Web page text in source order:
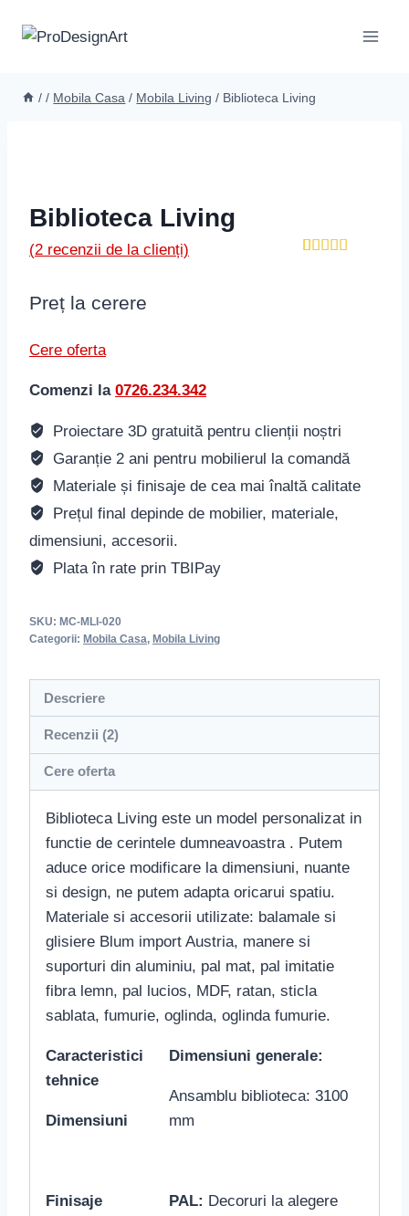
/ / Mobila Casa / Mobila Living / Biblioteca Living
Biblioteca Living
(2 recenzii de la clienți)
Preț la cerere
Cere oferta
Comenzi la 0726.234.342
Proiectare 3D gratuită pentru clienții noștri
Garanție 2 ani pentru mobilierul la comandă
Materiale și finisaje de cea mai înaltă calitate
Prețul final depinde de mobilier, materiale,
dimensiuni, accesorii.
Plata în rate prin TBIPay
SKU: MC-MLI-020
Categorii: Mobila Casa, Mobila Living
Descriere
Recenzii (2)
Cere oferta
Biblioteca Living este un model personalizat in
functie de cerintele dumneavoastra . Putem
aduce orice modificare la dimensiuni, nuante
si design, ne putem adapta oricarui spatiu.
Materiale si accesorii utilizate: balamale si
glisiere Blum import Austria, manere si
suporturi din aluminiu, pal mat, pal imitatie
fibra lemn, pal lucios, MDF, ratan, sticla
sablata, fumurie, oglinda, oglinda fumurie.
Caracteristici
tehnice
Dimensiuni
Dimensiuni generale:
Ansamblu biblioteca: 3100
mm
Finisaje PAL: Decoruri la alegere